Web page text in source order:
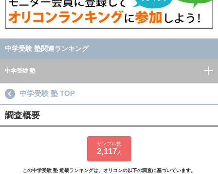
中学受験 塾関連ランキング
中学受験 塾
中学受験 塾 TOP
調査概要
サンプル数
2,117 人
この中学受験 塾 近畿ランキングは、オリコンの以下の調査に基づいています。